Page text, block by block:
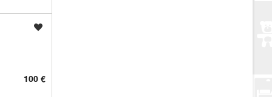
100 €